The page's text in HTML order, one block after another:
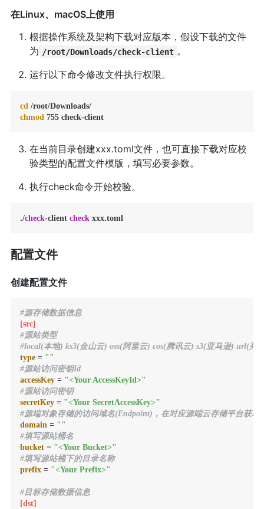
在Linux、macOS上使用
根据操作系统及架构下载对应版本，假设下载的文件
为 /root/Downloads/check-client 。
运行以下命令修改文件执行权限。
cd
/root/Downloads/
chmod 755 check-client
在当前目录创建xxx.toml文件，也可直接下载对应校
验类型的配置文件模版，填写必要参数。
执行check命令开始校验。
./check-client check xxx.toml
配置文件
创建配置文件
#源存储数据信息
[src]
#源站类型
#local(本地) ks3(金山云) oss(阿里云) cos(腾讯云) s3(亚马逊) url(列
type = ""
#源站访问密钥Id
accessKey = "<Your AccessKeyId>"
#源站访问密钥
secretKey = "<Your SecretAccessKey>"
#源端对象存储的访问域名(Endpoint)，在对应源端云存储平台获取
domain = ""
#填写源站桶名
bucket = "<Your Bucket>"
#填写源站桶下的目录名称
prefix = "<Your Prefix>"
#目标存储数据信息
[dst]